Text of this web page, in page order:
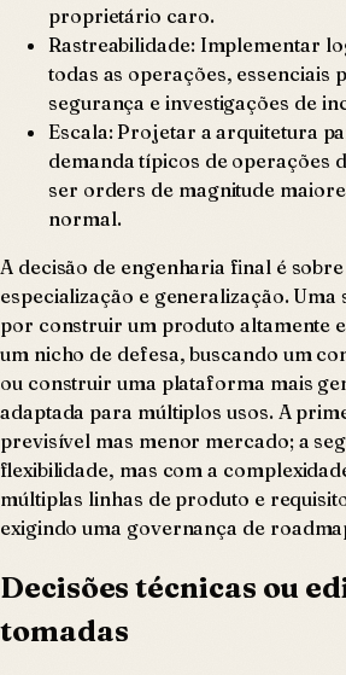
proprietário caro.
Rastreabilidade: Implementar
todas as operações, essenciais
segurança e investigações de
Escala: Projetar a arquitetura
demanda típicos de operações
ser orders de magnitude
normal.
A decisão de engenharia final é
especialização e generalização.
por construir um produto altamente
um nicho de defesa, buscando um
ou construir uma plataforma mais
adaptada para múltiplos usos. A
previsível mas menor mercado; a
flexibilidade, mas com a
múltiplas linhas de produto e
exigindo uma governança de
Decisões técnicas ou
tomadas